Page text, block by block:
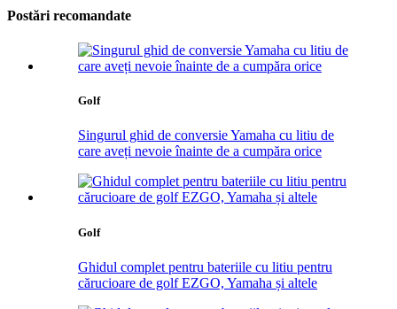
Postări recomandate
Golf
Singurul ghid de conversie Yamaha cu litiu de
care aveți nevoie înainte de a cumpăra orice
Golf
Ghidul complet pentru bateriile cu litiu pentru
cărucioare de golf EZGO, Yamaha și altele